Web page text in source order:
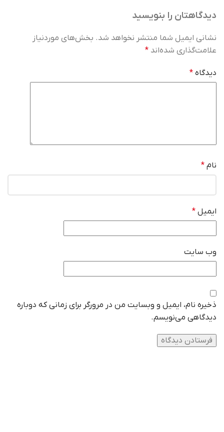
دیدگاهتان را بنویسید
نشانی ایمیل شما منتشر نخواهد شد. بخش‌های موردنیاز
علامت‌گذاری شده‌اند *
دیدگاه *
نام *
ایمیل *
وب‌ سایت
ذخیره نام، ایمیل و وبسایت من در مرورگر برای زمانی که دوباره
دیدگاهی می‌نویسم.